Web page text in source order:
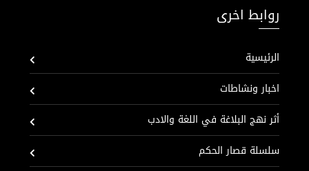
روابط اخرى
الرئيسية
اخبار ونشاطات
أثر نهج البلاغة في اللغة والادب
سلسلة قصار الحكم